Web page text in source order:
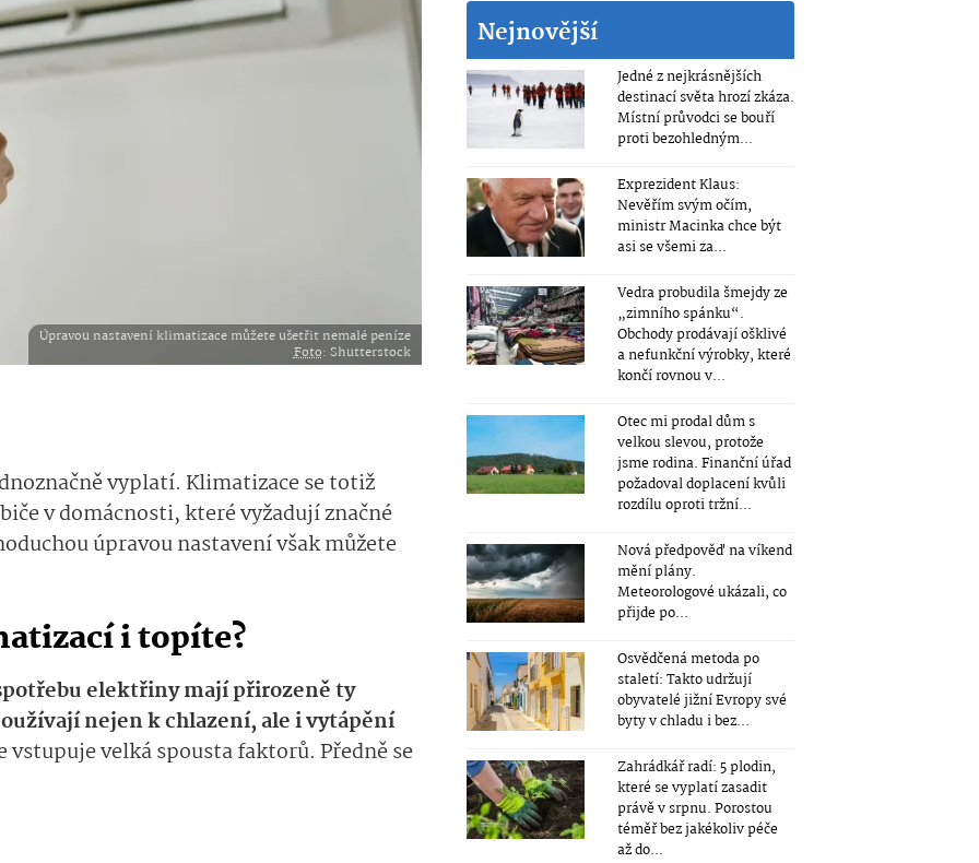
Úpravou nastavení klimatizace můžete ušetřit nemalé peníze
Foto: Shutterstock
vyplatí. Klimatizace se totiž
v domácnosti, které vyžadují značné
úpravou nastavení však můžete
i topíte?
elektřiny mají přirozeně ty
nejen k chlazení, ale i vytápění
vstupuje velká spousta faktorů. Předně se
Nejnovější
Jedné z nejkrásnějších
destinací světa hrozí zkáza.
Místní průvodci se bouří
proti bezohledným...
Exprezident Klaus:
Nevěřím svým očím,
ministr Macinka chce být
asi se všemi za...
Vedra probudila šmejdy ze
„zimního spánku“.
Obchody prodávají ošklivé
a nefunkční výrobky, které
končí rovnou v...
Otec mi prodal dům s
velkou slevou, protože
jsme rodina. Finanční úřad
požadoval doplacení kvůli
rozdílu oproti tržní...
Nová předpověď na víkend
mění plány.
Meteorologové ukázali, co
přijde po...
Osvědčená metoda po
staletí: Takto udržují
obyvatelé jižní Evropy své
byty v chladu i bez...
Zahrádkář radí: 5 plodin,
které se vyplatí zasadit
právě v srpnu. Porostou
téměř bez jakékoliv péče
až do...